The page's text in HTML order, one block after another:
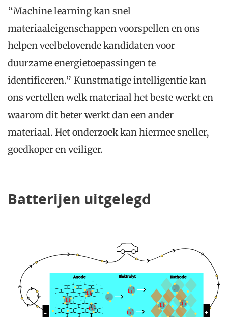
“Machine learning kan snel
materiaaleigenschappen voorspellen en ons
helpen veelbelovende kandidaten voor
duurzame energietoepassingen te
identificeren.” Kunstmatige intelligentie kan
ons vertellen welk materiaal het beste werkt en
waarom dit beter werkt dan een ander
materiaal. Het onderzoek kan hiermee sneller,
goedkoper en veiliger.
Batterijen uitgelegd